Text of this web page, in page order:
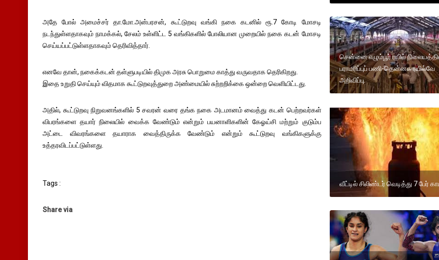
அதே போல் அமைச்சர் தா.மோ.அன்பரசன், கூட்டுறவு வங்கி நகை கடனில் ரூ.7 கோடி மோசடி
நடந்துள்ளதாகவும் நாமக்கல், சேலம் உள்ளிட்ட 5 வங்கிகளில் போலியான முறையில் நகை கடன் மோசடி
செய்யப்பட்டுள்ளதாகவும் தெரிவித்தார்.
எனவே தான், நகைக்கடன் தள்ளுபடியில் திமுக அரசு பொறுமை காத்து வருவதாக தெரிகிறது.
இதை உறுதி செய்யும் விதமாக கூட்டுறவுத்துறை அண்மையில் சுற்றறிக்கை ஒன்றை வெளியிட்டது.
அதில், கூட்டுறவு நிறுவனங்களில் 5 சவரன் வரை தங்க நகை அடமானம் வைத்து கடன் பெற்றவர்கள்
விபரங்களை தயார் நிலையில் வைக்க வேண்டும் என்றும் பயனாளிகளின் கேஓய்சி மற்றும் குடும்ப
அட்டை விவரங்களை தயாராக வைத்திருக்க வேண்டும் என்றும் கூட்டுறவு வங்கிகளுக்கு
உத்தரவிடப்பட்டுள்ளது.
Tags :
Share via
சென்னை எழும்பூர் ரயில்
பராமரிப்புப் பணி-தென்னக ரயில்வே
அறிவிப்பு.
வீட்டில் சிலிண்டர் வெடித்து 7 பேர்